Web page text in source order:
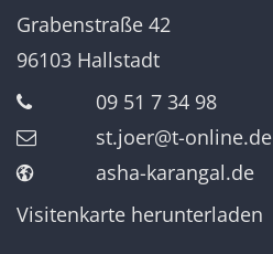
Grabenstraße 42
96103 Hallstadt
09 51 7 34 98
st.joer@t-online.de
asha-karangal.de
Visitenkarte herunterladen